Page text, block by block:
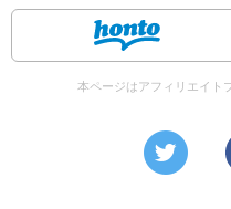
本ページはアフィリエイト